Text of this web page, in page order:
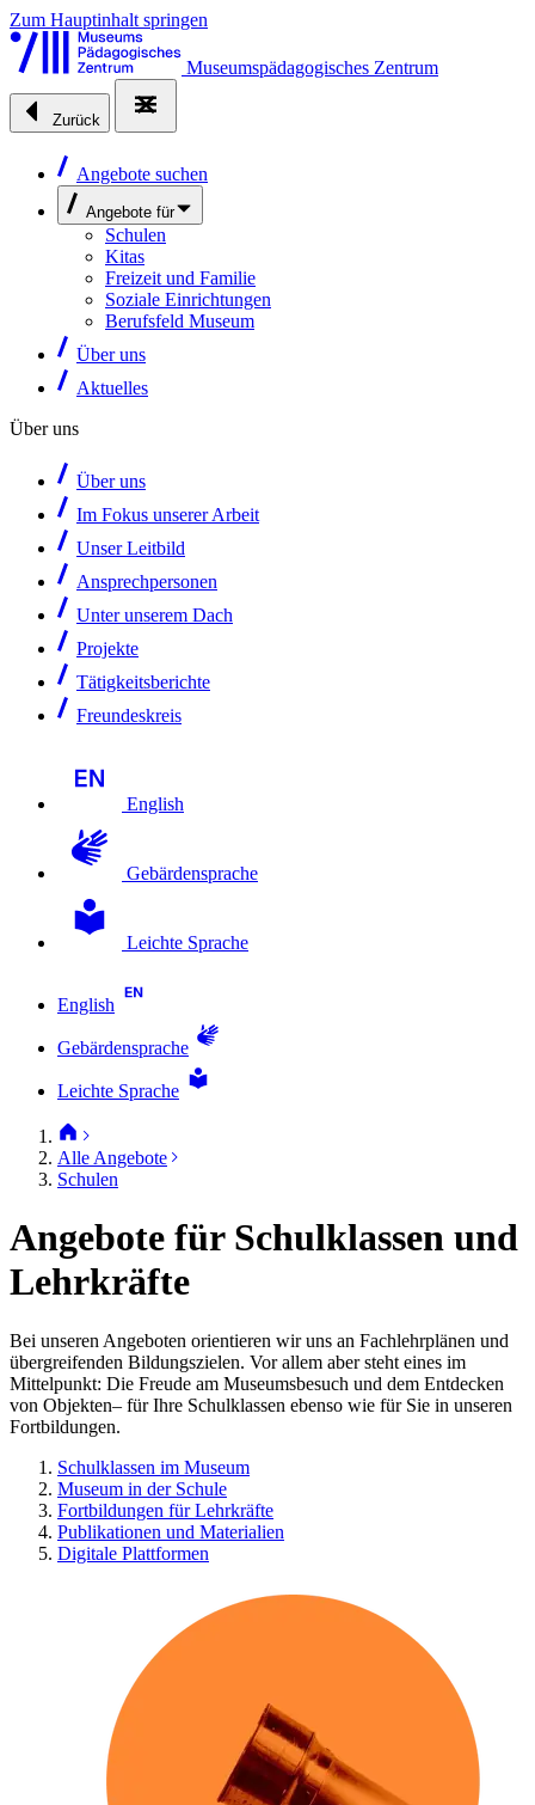
Zum Hauptinhalt springen
Museumspädagogisches Zentrum
Zurück
Angebote suchen
Angebote für
Schulen
Kitas
Freizeit und Familie
Soziale Einrichtungen
Berufsfeld Museum
Über uns
Aktuelles
Über uns
Über uns
Im Fokus unserer Arbeit
Unser Leitbild
Ansprechpersonen
Unter unserem Dach
Projekte
Tätigkeitsberichte
Freundeskreis
English
Gebärdensprache
Leichte Sprache
English
Gebärdensprache
Leichte Sprache
Alle Angebote
Schulen
Angebote für Schulklassen und
Lehrkräfte
Bei unseren Angeboten orientieren wir uns an Fachlehrplänen und
übergreifenden Bildungszielen. Vor allem aber steht eines im
Mittelpunkt: Die Freude am Museumsbesuch und dem Entdecken
von Objekten– für Ihre Schulklassen ebenso wie für Sie in unseren
Fortbildungen.
Schulklassen im Museum
Museum in der Schule
Fortbildungen für Lehrkräfte
Publikationen und Materialien
Digitale Plattformen